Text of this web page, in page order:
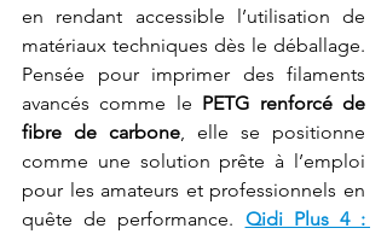
en rendant accessible l’utilisation de
matériaux techniques dès le déballage.
Pensée pour imprimer des filaments
avancés comme le PETG renforcé de
fibre de carbone , elle se positionne
comme une solution prête à l’emploi
pour les amateurs et professionnels en
quête de performance. Qidi Plus 4 :